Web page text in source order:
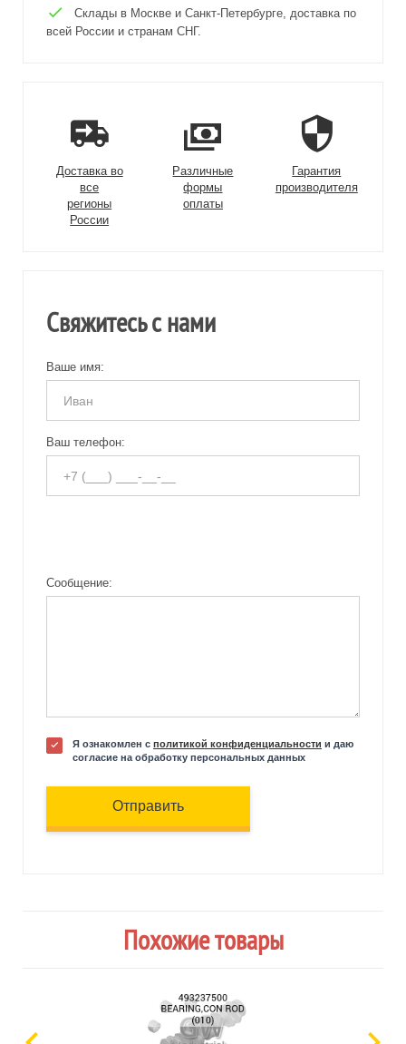
Склады в Москве и Санкт-Петербурге, доставка по
всей России и странам СНГ.
Доставка во
все
регионы
России
Различные
формы
оплаты
Гарантия
производителя
Свяжитесь с нами
Ваше имя:
Ваш телефон:
Сообщение:
Я ознакомлен с политикой конфиденциальности и даю
согласие на обработку персональных данных
Отправить
Похожие товары